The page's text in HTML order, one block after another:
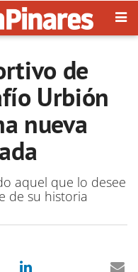
de
Urbión
nueva
aquel que lo desee
de su historia